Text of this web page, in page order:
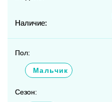
Наличие:
Пол:
Мальчик
Сезон: